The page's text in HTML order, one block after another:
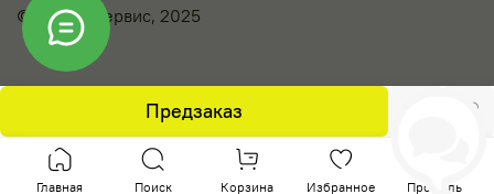
Предзаказ
© Принт-Сервис, 2025
Главная Поиск Корзина Избранное Профиль